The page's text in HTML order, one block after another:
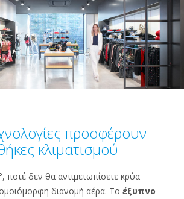
προσφέρουν
κλιματισμού
, ποτέ δεν θα αντιμετωπίσετε κρύα
διανομή αέρα. Το έξυπνο